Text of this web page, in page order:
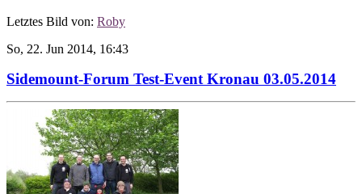
Letztes Bild von: Roby
So, 22. Jun 2014, 16:43
Sidemount-Forum Test-Event Kronau 03.05.2014